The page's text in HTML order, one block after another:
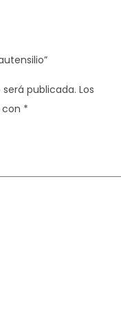
publicada. Los
*